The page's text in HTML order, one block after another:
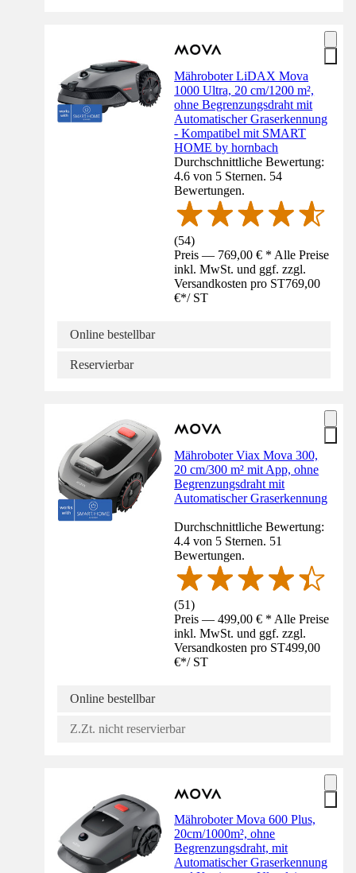
Mähroboter LiDAX Mova
1000 Ultra, 20 cm/1200 m²,
ohne Begrenzungsdraht mit
Automatischer Graserkennung
- Kompatibel mit SMART
HOME by hornbach
Durchschnittliche Bewertung:
4.6 von 5 Sternen. 54
Bewertungen.
(54)
Preis — 769,00 € * Alle Preise
inkl. MwSt. und ggf. zzgl.
Versandkosten pro ST769,00
€*/ ST
Online bestellbar
Reservierbar
Mähroboter Viax Mova 300,
20 cm/300 m² mit App, ohne
Begrenzungsdraht mit
Automatischer Graserkennung
Durchschnittliche Bewertung:
4.4 von 5 Sternen. 51
Bewertungen.
(51)
Preis — 499,00 € * Alle Preise
inkl. MwSt. und ggf. zzgl.
Versandkosten pro ST499,00
€*/ ST
Online bestellbar
Z.Zt. nicht reservierbar
Mähroboter Mova 600 Plus,
20cm/1000m², ohne
Begrenzungsdraht, mit
Automatischer Graserkennung